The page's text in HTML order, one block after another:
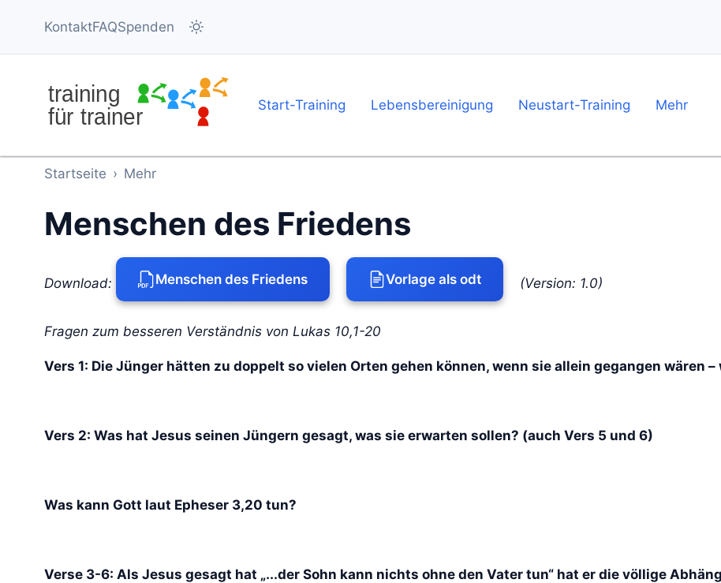
KontaktFAQSpenden
Navigation
Start-Training Lebensbereinigung Neustart-Training Mehr
Startseite › Mehr
Menschen des Friedens
Download: Menschen des Friedens Vorlage als odt (Version: 1.0)
Fragen zum besseren Verständnis von Lukas 10,1-20
Vers 1: Die Jünger hätten zu doppelt so vielen Orten gehen können, wenn sie allein gegangen wären
Vers 2: Was hat Jesus seinen Jüngern gesagt, was sie erwarten sollen? (auch Vers 5 und 6)
Was kann Gott laut Epheser 3,20 tun?
Verse 3-6: Als Jesus gesagt hat „...der Sohn kann nichts ohne den Vater tun“ hat er die völlige